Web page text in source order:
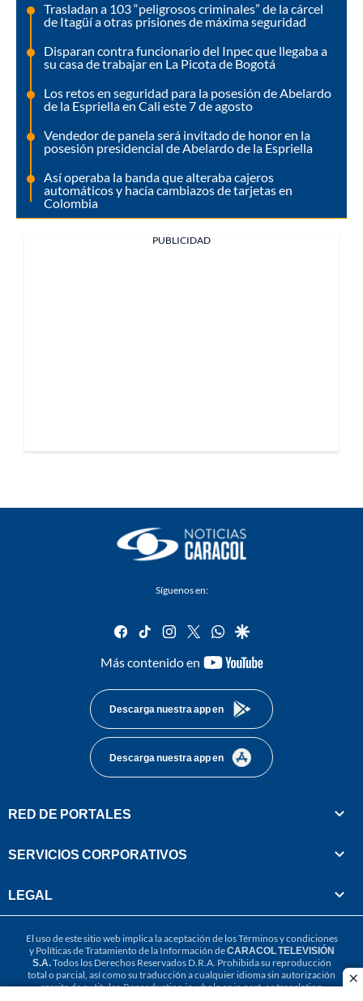
Trasladan a 103 “peligrosos criminales” de la cárcel
de Itagüí a otras prisiones de máxima seguridad
Disparan contra funcionario del Inpec que llegaba a
su casa de trabajar en La Picota de Bogotá
Los retos en seguridad para la posesión de Abelardo
de la Espriella en Cali este 7 de agosto
Vendedor de panela será invitado de honor en la
posesión presidencial de Abelardo de la Espriella
Así operaba la banda que alteraba cajeros
automáticos y hacía cambiazos de tarjetas en
Colombia
PUBLICIDAD
Síguenos en:
facebook
tiktok instagram
twitterwhatsapp
google
Más contenido en
youtube-
Descarga nuestra app en
Descarga nuestra app en
RED DE PORTALES
SERVICIOS CORPORATIVOS
LEGAL
El uso de este sitio web implica la aceptación de losTérminos y condiciones
y Políticas de Tratamiento de la Información deCARACOL TELEVISIÓN
S.A.Todos los Derechos Reservados D.R.A. Prohibida su reproducción
total o parcial, así como su traducción a cualquier idioma sin autorización
escrita de su titular. Reproduction in whole or in part, or translation